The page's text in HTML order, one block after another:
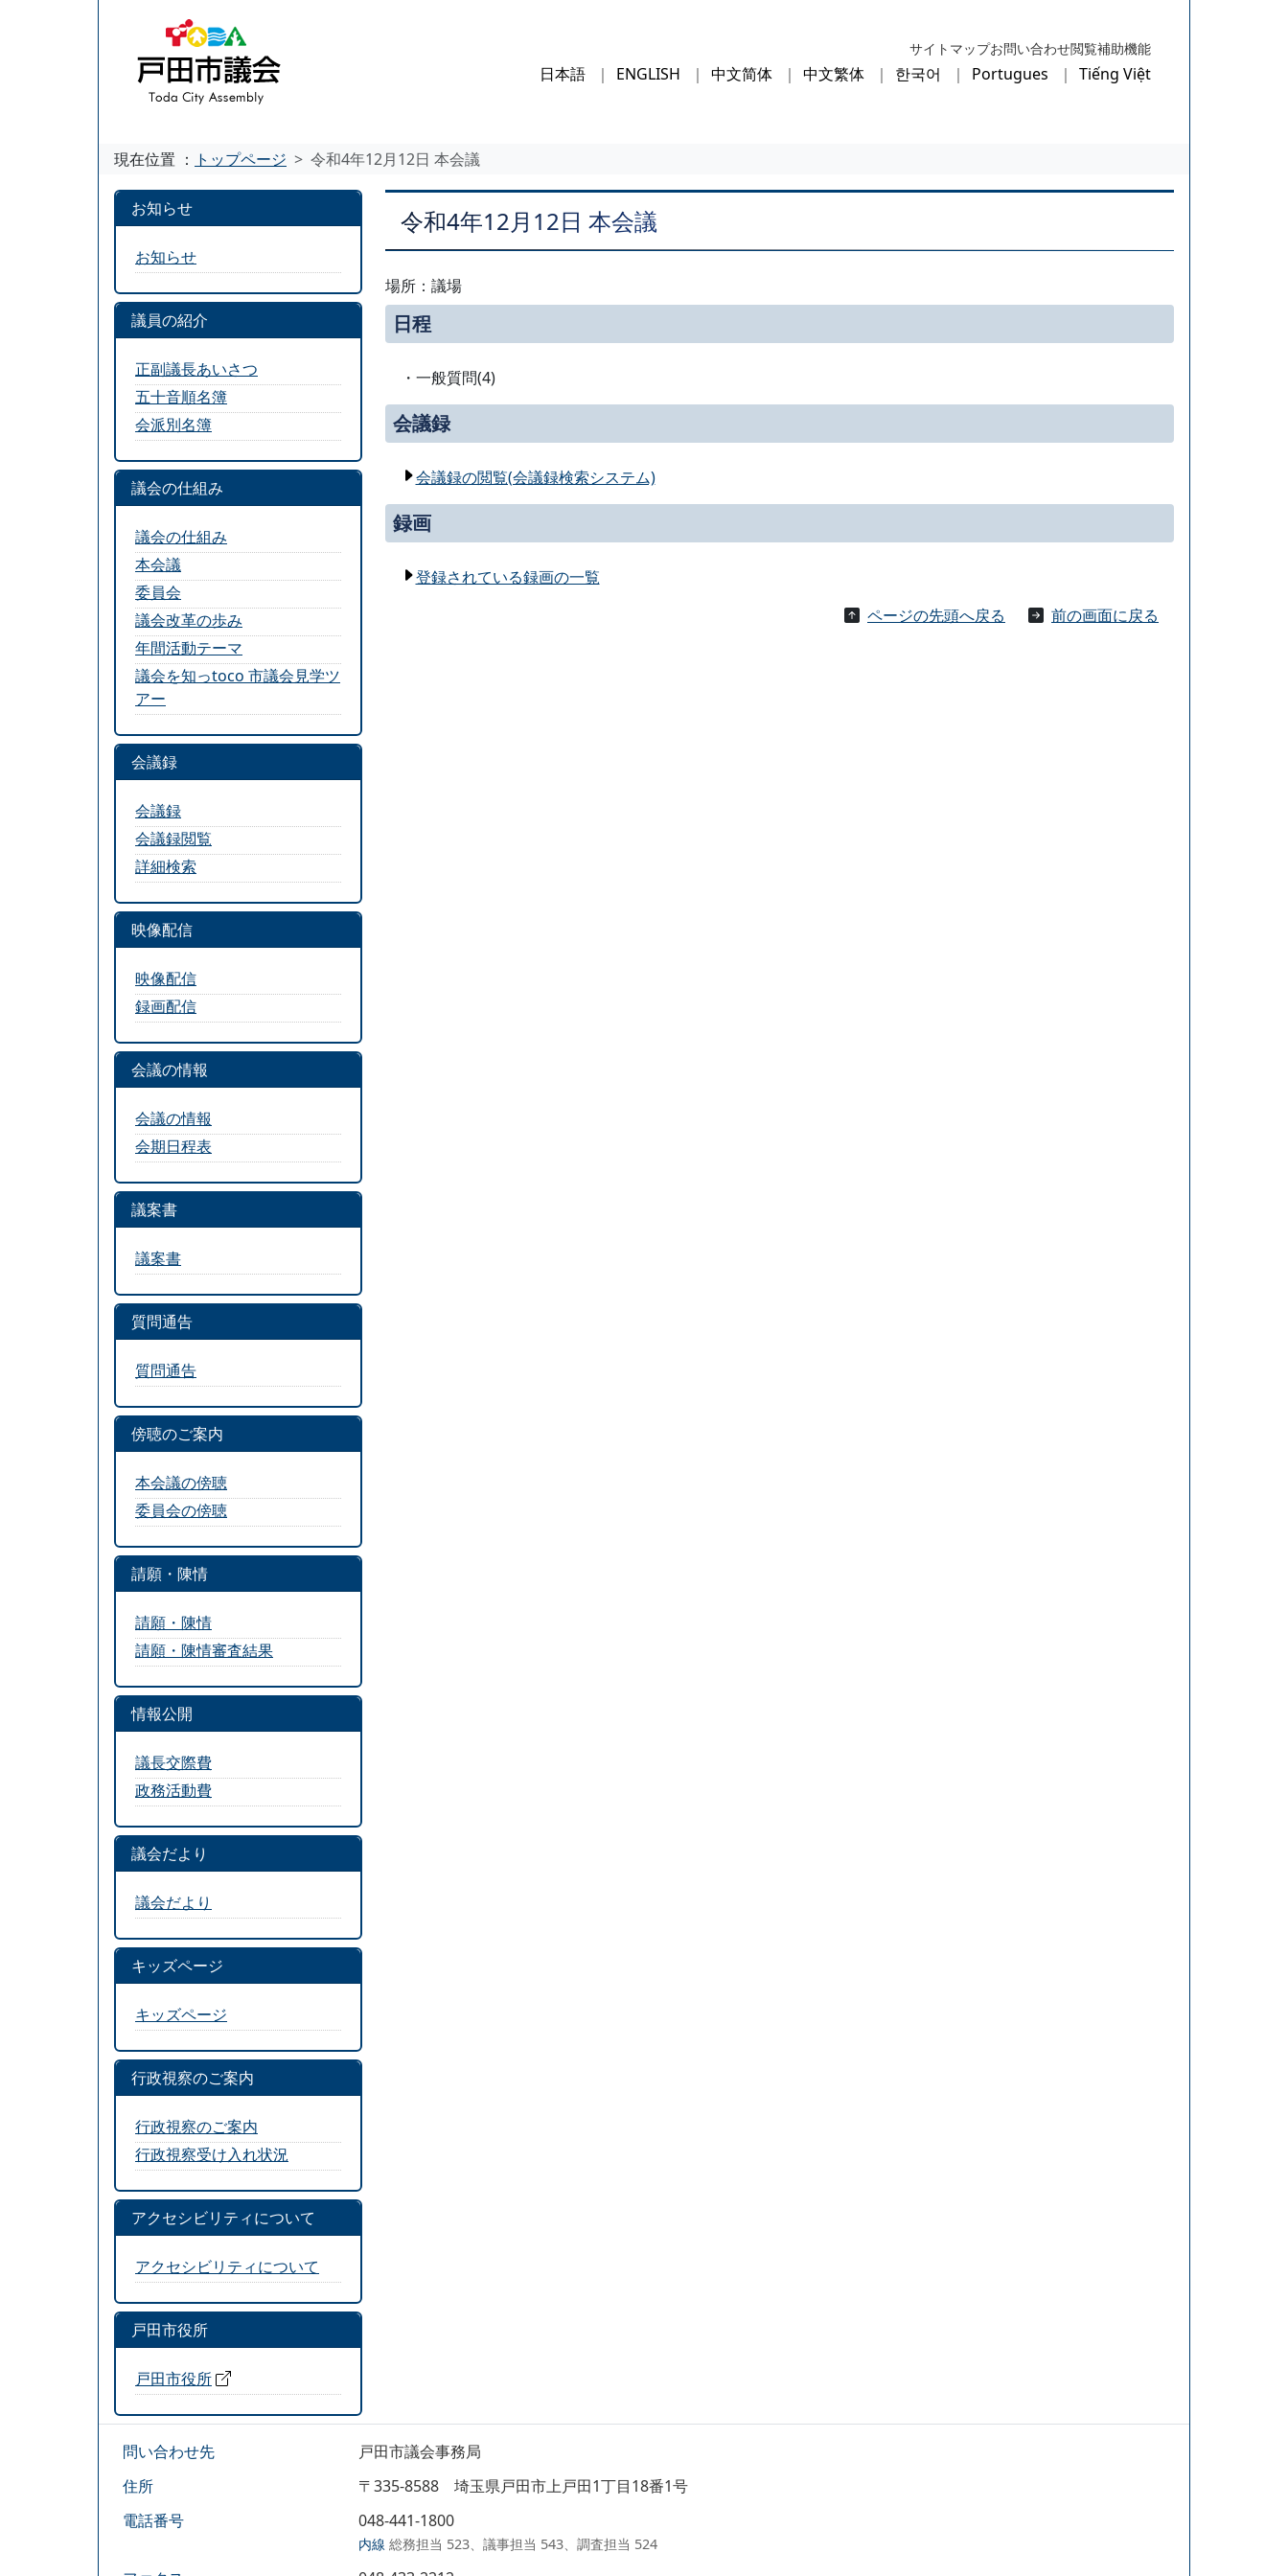
サイトマップお問い合わせ閲覧補助機能
日本語 ENGLISH 中文简体 中文繁体 한국어 Portugues Tiếng Việt
現在位置 ： トップページ 令和4年12月12日 本会議
令和4年12月12日 本会議
場所：議場
日程
・一般質問(4)
会議録
会議録の閲覧(会議録検索システム)
録画
登録されている録画の一覧
ページの先頭へ戻る
前の画面に戻る
お知らせ
お知らせ
議員の紹介
正副議長あいさつ
五十音順名簿
会派別名簿
議会の仕組み
議会の仕組み
本会議
委員会
議会改革の歩み
年間活動テーマ
議会を知っtoco 市議会見学ツ
アー
会議録
会議録
会議録閲覧
詳細検索
映像配信
映像配信
録画配信
会議の情報
会議の情報
会期日程表
議案書
議案書
質問通告
質問通告
傍聴のご案内
本会議の傍聴
委員会の傍聴
請願・陳情
請願・陳情
請願・陳情審査結果
情報公開
議長交際費
政務活動費
議会だより
議会だより
キッズページ
キッズページ
行政視察のご案内
行政視察のご案内
行政視察受け入れ状況
アクセシビリティについて
アクセシビリティについて
戸田市役所
戸田市役所
問い合わせ先
戸田市議会事務局
住所
〒335-8588 埼玉県戸田市上戸田1丁目18番1号
電話番号
048-441-1800
内線 総務担当 523、議事担当 543、調査担当 524